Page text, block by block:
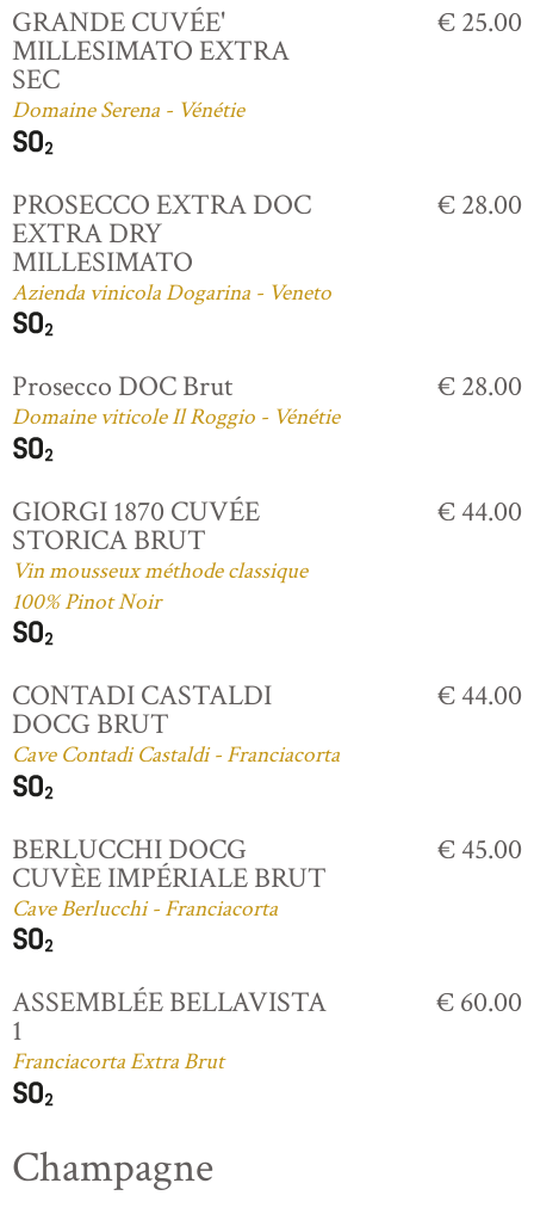
GRANDE CUVÉE'
MILLESIMATO EXTRA
SEC
Domaine Serena - Vénétie
€ 25.00
PROSECCO EXTRA DOC
EXTRA DRY
MILLESIMATO
Azienda vinicola Dogarina - Veneto
€ 28.00
Prosecco DOC Brut
Domaine viticole Il Roggio - Vénétie
€ 28.00
GIORGI 1870 CUVÉE
STORICA BRUT
Vin mousseux méthode classique
100% Pinot Noir
€ 44.00
CONTADI CASTALDI
DOCG BRUT
Cave Contadi Castaldi - Franciacorta
€ 44.00
BERLUCCHI DOCG
CUVÈE IMPÉRIALE BRUT
Cave Berlucchi - Franciacorta
€ 45.00
ASSEMBLÉE BELLAVISTA
1
Franciacorta Extra Brut
€ 60.00
Champagne